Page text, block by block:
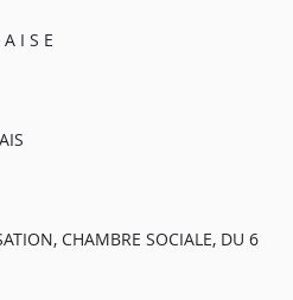
I S E
CHAMBRE SOCIALE, DU 6